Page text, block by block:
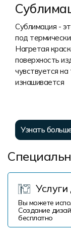
Сублимация -
под
Нагретая
поверхность
чувствуется
изнашивается
Узнать
Вы можете
Создание
бесплатно